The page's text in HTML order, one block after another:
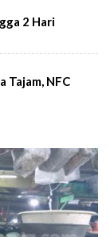
2 Hari
Tajam, NFC